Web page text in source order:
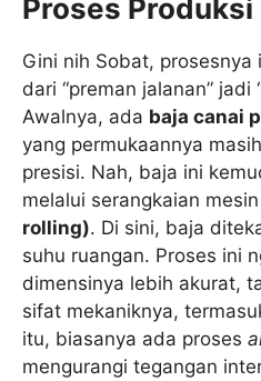
Proses Produksi
Gini nih Sobat,
dari “preman jalanan” jadi
Awalnya, ada baja canai
yang permukaannya
presisi. Nah, baja ini
melalui serangkaian mesin
rolling). Di sini, baja
suhu ruangan. Proses ini
dimensinya lebih akurat,
sifat mekaniknya,
itu, biasanya ada proses
mengurangi tegangan